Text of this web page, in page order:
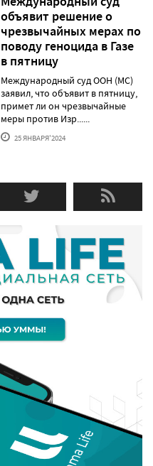
объявит решение о
чрезвычайных мерах по
поводу геноцида в Газе
в пятницу
Международный суд ООН (МС)
заявил, что объявит в пятницу,
примет ли он чрезвычайные
меры против Изр......
25 ЯНВАРЯ'2024